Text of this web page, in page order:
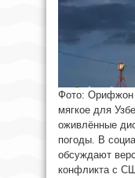
Фото: Орифжон
мягкое для
оживлённые
погоды. В
обсуждают
конфликта с